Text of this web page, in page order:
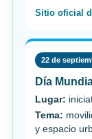
Sitio oficial
22 de
Día
Lugar:
Tema:
y espacio